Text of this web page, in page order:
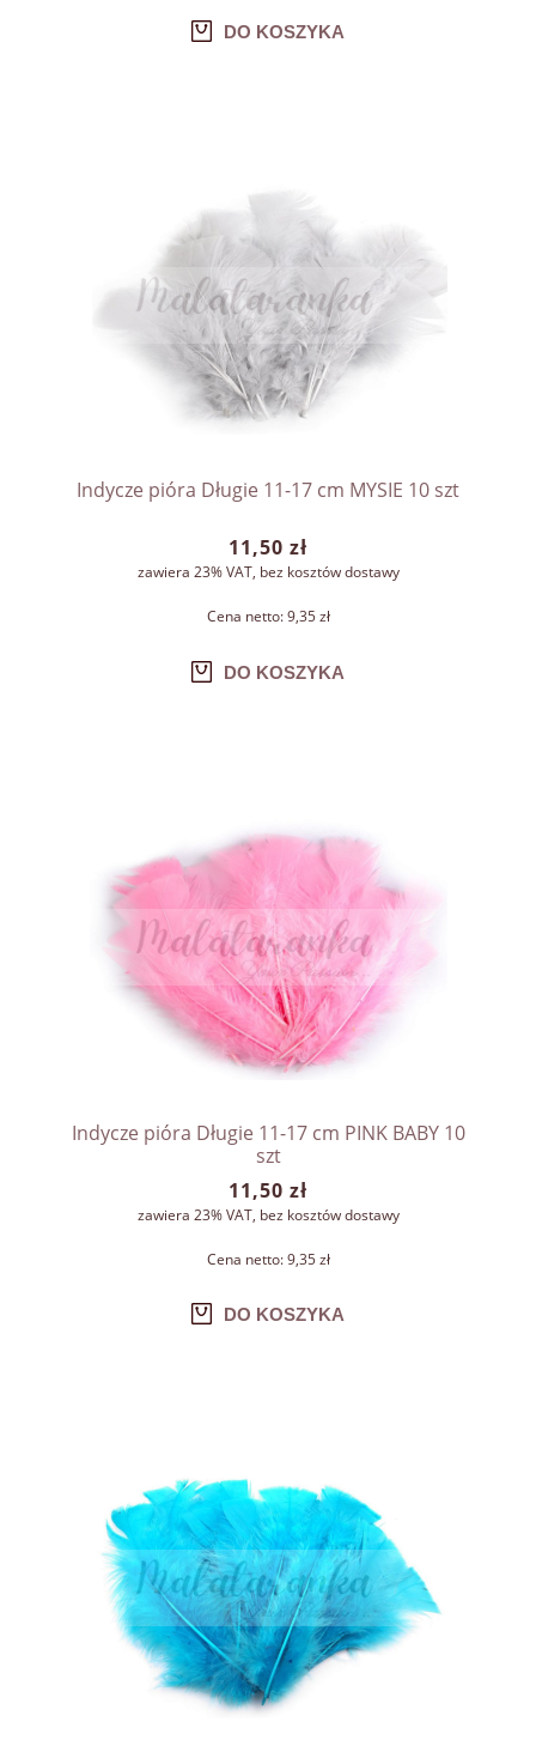
DO KOSZYKA
Indycze pióra Długie 11-17 cm MYSIE 10 szt
11,50 zł
zawiera 23% VAT, bez kosztów dostawy
Cena netto:9,35 zł
DO KOSZYKA
Indycze pióra Długie 11-17 cm PINK BABY 10
szt
11,50 zł
zawiera 23% VAT, bez kosztów dostawy
Cena netto:9,35 zł
DO KOSZYKA